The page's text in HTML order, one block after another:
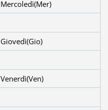
Mercoledì(Mer)
Giovedì(Gio)
Venerdì(Ven)